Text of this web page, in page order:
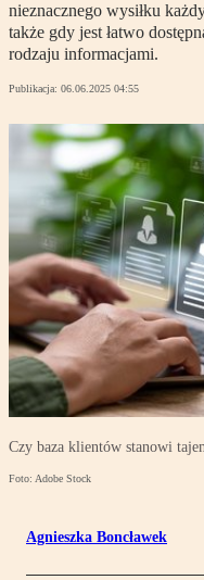
nieznacznego wysiłku
także gdy jest łatwo
rodzaju informacjami.
Publikacja: 06.06.2025 04:55
Czy baza klientów stanowi
Foto: Adobe Stock
Agnieszka Boncławek